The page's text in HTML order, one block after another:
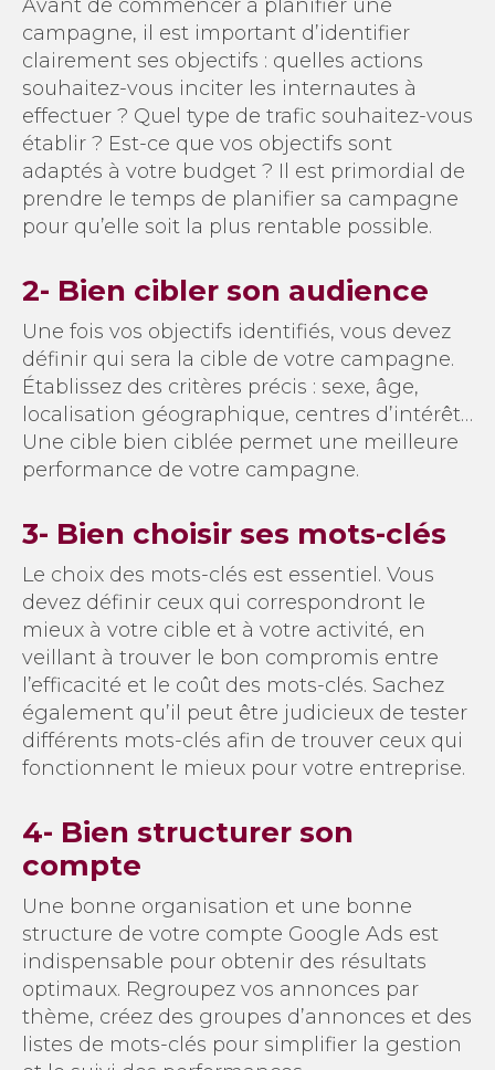
Avant de commencer à planifier une
campagne, il est important d’identifier
clairement ses objectifs : quelles actions
souhaitez-vous inciter les internautes à
effectuer ? Quel type de trafic souhaitez-vous
établir ? Est-ce que vos objectifs sont
adaptés à votre budget ? Il est primordial de
prendre le temps de planifier sa campagne
pour qu’elle soit la plus rentable possible.
2- Bien cibler son audience
Une fois vos objectifs identifiés, vous devez
définir qui sera la cible de votre campagne.
Établissez des critères précis : sexe, âge,
localisation géographique, centres d’intérêt…
Une cible bien ciblée permet une meilleure
performance de votre campagne.
3- Bien choisir ses mots-clés
Le choix des mots-clés est essentiel. Vous
devez définir ceux qui correspondront le
mieux à votre cible et à votre activité, en
veillant à trouver le bon compromis entre
l’efficacité et le coût des mots-clés. Sachez
également qu’il peut être judicieux de tester
différents mots-clés afin de trouver ceux qui
fonctionnent le mieux pour votre entreprise.
4- Bien structurer son
compte
Une bonne organisation et une bonne
structure de votre compte Google Ads est
indispensable pour obtenir des résultats
optimaux. Regroupez vos annonces par
thème, créez des groupes d’annonces et des
listes de mots-clés pour simplifier la gestion